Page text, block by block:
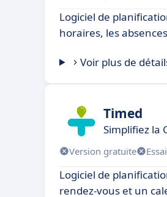
Logiciel de
horaires, les
Voir plus de
Timed
Simplifiez la
Version gratuite
Logiciel de
rendez-vous et un